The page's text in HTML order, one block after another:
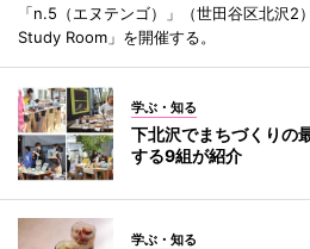
「n.5（エヌテンゴ）」（世田谷区北沢2
Study Room」を開催する。
学ぶ・知る
下北沢でまちづくり
する9組が紹介
学ぶ・知る